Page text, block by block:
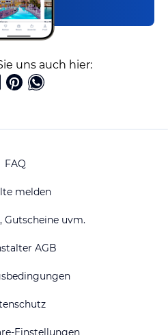
uns auch hier:
FAQ
melden
Gutscheine uvm.
AGB
Einstellungen